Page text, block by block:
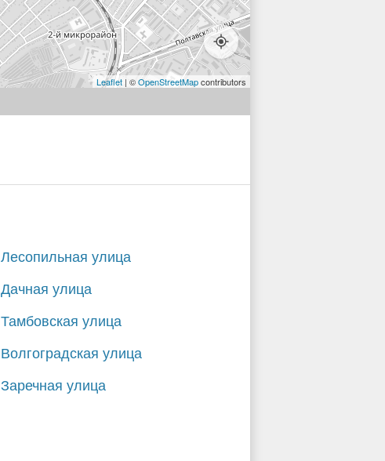
Leaflet | ©OpenStreetMapcontributors
Лесопильная улица
Дачная улица
Тамбовская улица
Волгоградская улица
Заречная улица